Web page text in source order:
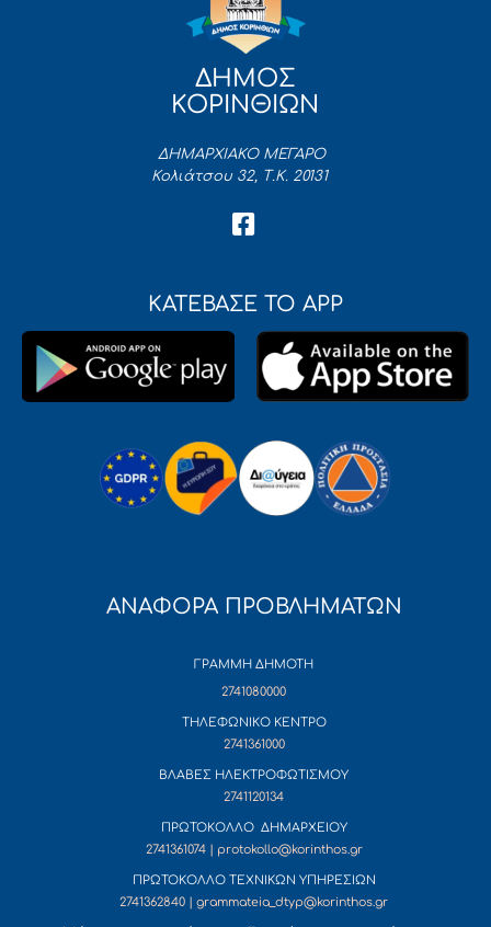
ΔΗΜΟΣ
ΚΟΡΙΝΘΙΩΝ
ΔΗΜΑΡΧΙΑΚΟ ΜΕΓΑΡΟ
Κολιάτσου 32, Τ.Κ. 20131
ΚΑΤΕΒΑΣΕ ΤΟ APP
ΑΝΑΦΟΡΑ ΠΡΟΒΛΗΜΑΤΩΝ
ΓΡΑΜΜΗ ΔΗΜΟΤΗ
2741080000
ΤΗΛΕΦΩΝΙΚΟ ΚΕΝΤΡΟ
2741361000
ΒΛΑΒΕΣ ΗΛΕΚΤΡΟΦΩΤΙΣΜΟΥ
2741120134
ΠΡΩΤΟΚΟΛΛΟ ΔΗΜΑΡΧΕΙΟΥ
2741361074 | protokollo@korinthos.gr
ΠΡΩΤΟΚΟΛΛΟ ΤΕΧΝΙΚΩΝ ΥΠΗΡΕΣΙΩΝ
2741362840 | grammateia_dtyp@korinthos.gr